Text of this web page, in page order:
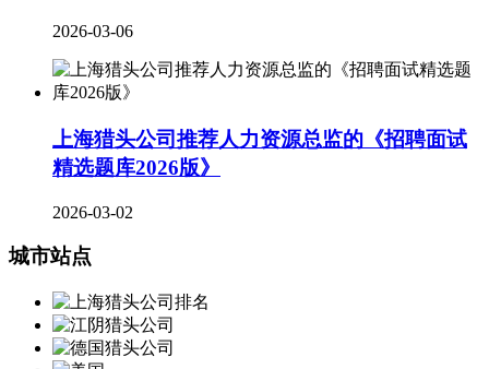
2026-03-06
上海猎头公司推荐人力资源总监的《招聘面试
精选题库2026版》
2026-03-02
城市站点